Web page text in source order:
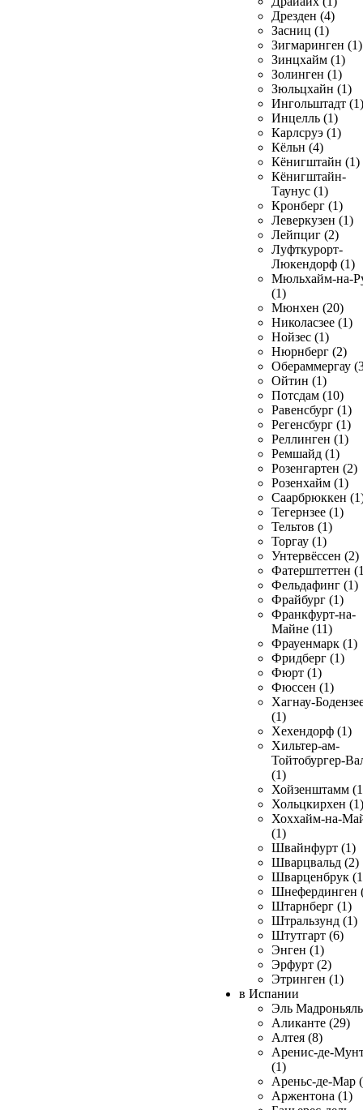
Дрезден (4)
Засниц (1)
Зигмаринген (1)
Зинцхайм (1)
Золинген (1)
Зюльцхайн (1)
Ингольштадт (1)
Инцелль (1)
Карлсруэ (1)
Кёльн (4)
Кёнигштайн (1)
Кёнигштайн-
Таунус (1)
Кронберг (1)
Леверкузен (1)
Лейпциг (2)
Луфткурорт-
Люкендорф (1)
Мюльхайм-на-
(1)
Мюнхен (20)
Николасзее (1)
Нойзес (1)
Нюрнберг (2)
Обераммергау
Ойтин (1)
Потсдам (10)
Равенсбург (1)
Регенсбург (1)
Реллинген (1)
Ремшайд (1)
Розенгартен (2)
Розенхайм (1)
Саарбрюккен
Тегернзее (1)
Тельтов (1)
Торгау (1)
Унтервёссен (2)
Фатерштеттен
Фельдафинг (1)
Фрайбург (1)
Франкфурт-на-
Майне (11)
Фрауенмарк (1)
Фридберг (1)
Фюрт (1)
Фюссен (1)
Хагнау-
(1)
Хехендорф (1)
Хильтер-ам-
Тойтобургер-
(1)
Хойзенштамм
Хольцкирхен (1)
Хоххайм-на-
(1)
Швайнфурт (1)
Шварцвальд (2)
Шварценбрук
Шнефердинген
Штарнберг (1)
Штральзунд (1)
Штутгарт (6)
Энген (1)
Эрфурт (2)
Этринген (1)
в Испании
Эль
Аликанте (29)
Алтея (8)
Аренис-де-
(1)
Ареньс-де-Мар
Аржентона (1)